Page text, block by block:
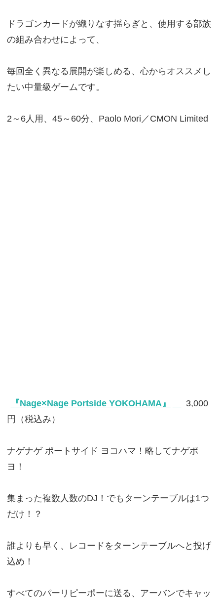
ドラゴンカードが織りなす揺らぎと、使用する部族
の組み合わせによって、
毎回全く異なる展開が楽しめる、心からオススメし
たい中量級ゲームです。
2～6人用、45～60分、Paolo Mori／CMON Limited
『Nage×Nage Portside YOKOHAMA』
3,000
円（税込み）
ナゲナゲ ポートサイド ヨコハマ！略してナゲポ
ヨ！
集まった複数人数のDJ！でもターンテーブルは1つ
だけ！？
誰よりも早く、レコードをターンテーブルへと投げ
込め！
すべてのパーリピーポーに送る、アーバンでキャッ